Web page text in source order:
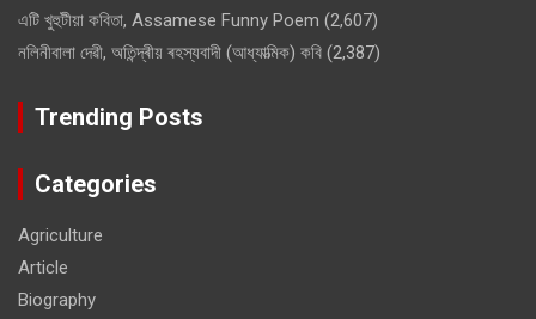
এটি খুহুটীয়া কবিতা, Assamese Funny Poem (2,607)
নলিনীবালা দেৱী, অতিন্দ্ৰীয় ৰহস্যবাদী (আধ্যাত্মিক) কবি (2,387)
Trending Posts
Categories
Agriculture
Article
Biography